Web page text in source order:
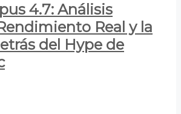
4.7: Análisis
Real y la
del Hype de